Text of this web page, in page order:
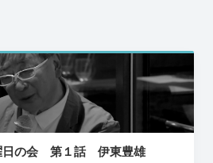
日の会 第１話 伊東豊雄